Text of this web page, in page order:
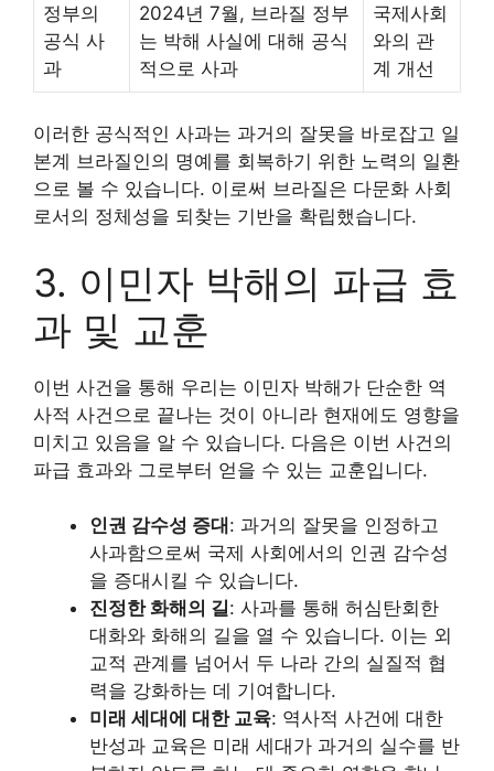
정부의
공식 사
과
2024년 7월, 브라질 정부
는 박해 사실에 대해 공식
적으로 사과
국제사회
와의 관
계 개선
이러한 공식적인 사과는 과거의 잘못을 바로잡고 일
본계 브라질인의 명예를 회복하기 위한 노력의 일환
으로 볼 수 있습니다. 이로써 브라질은 다문화 사회
로서의 정체성을 되찾는 기반을 확립했습니다.
3. 이민자 박해의 파급 효
과 및 교훈
이번 사건을 통해 우리는 이민자 박해가 단순한 역
사적 사건으로 끝나는 것이 아니라 현재에도 영향을
미치고 있음을 알 수 있습니다. 다음은 이번 사건의
파급 효과와 그로부터 얻을 수 있는 교훈입니다.
인권 감수성 증대 : 과거의 잘못을 인정하고
사과함으로써 국제 사회에서의 인권 감수성
을 증대시킬 수 있습니다.
진정한 화해의 길: 사과를 통해 허심탄회한
대화와 화해의 길을 열 수 있습니다. 이는 외
교적 관계를 넘어서 두 나라 간의 실질적 협
력을 강화하는 데 기여합니다.
미래 세대에 대한 교육: 역사적 사건에 대한
반성과 교육은 미래 세대가 과거의 실수를 반